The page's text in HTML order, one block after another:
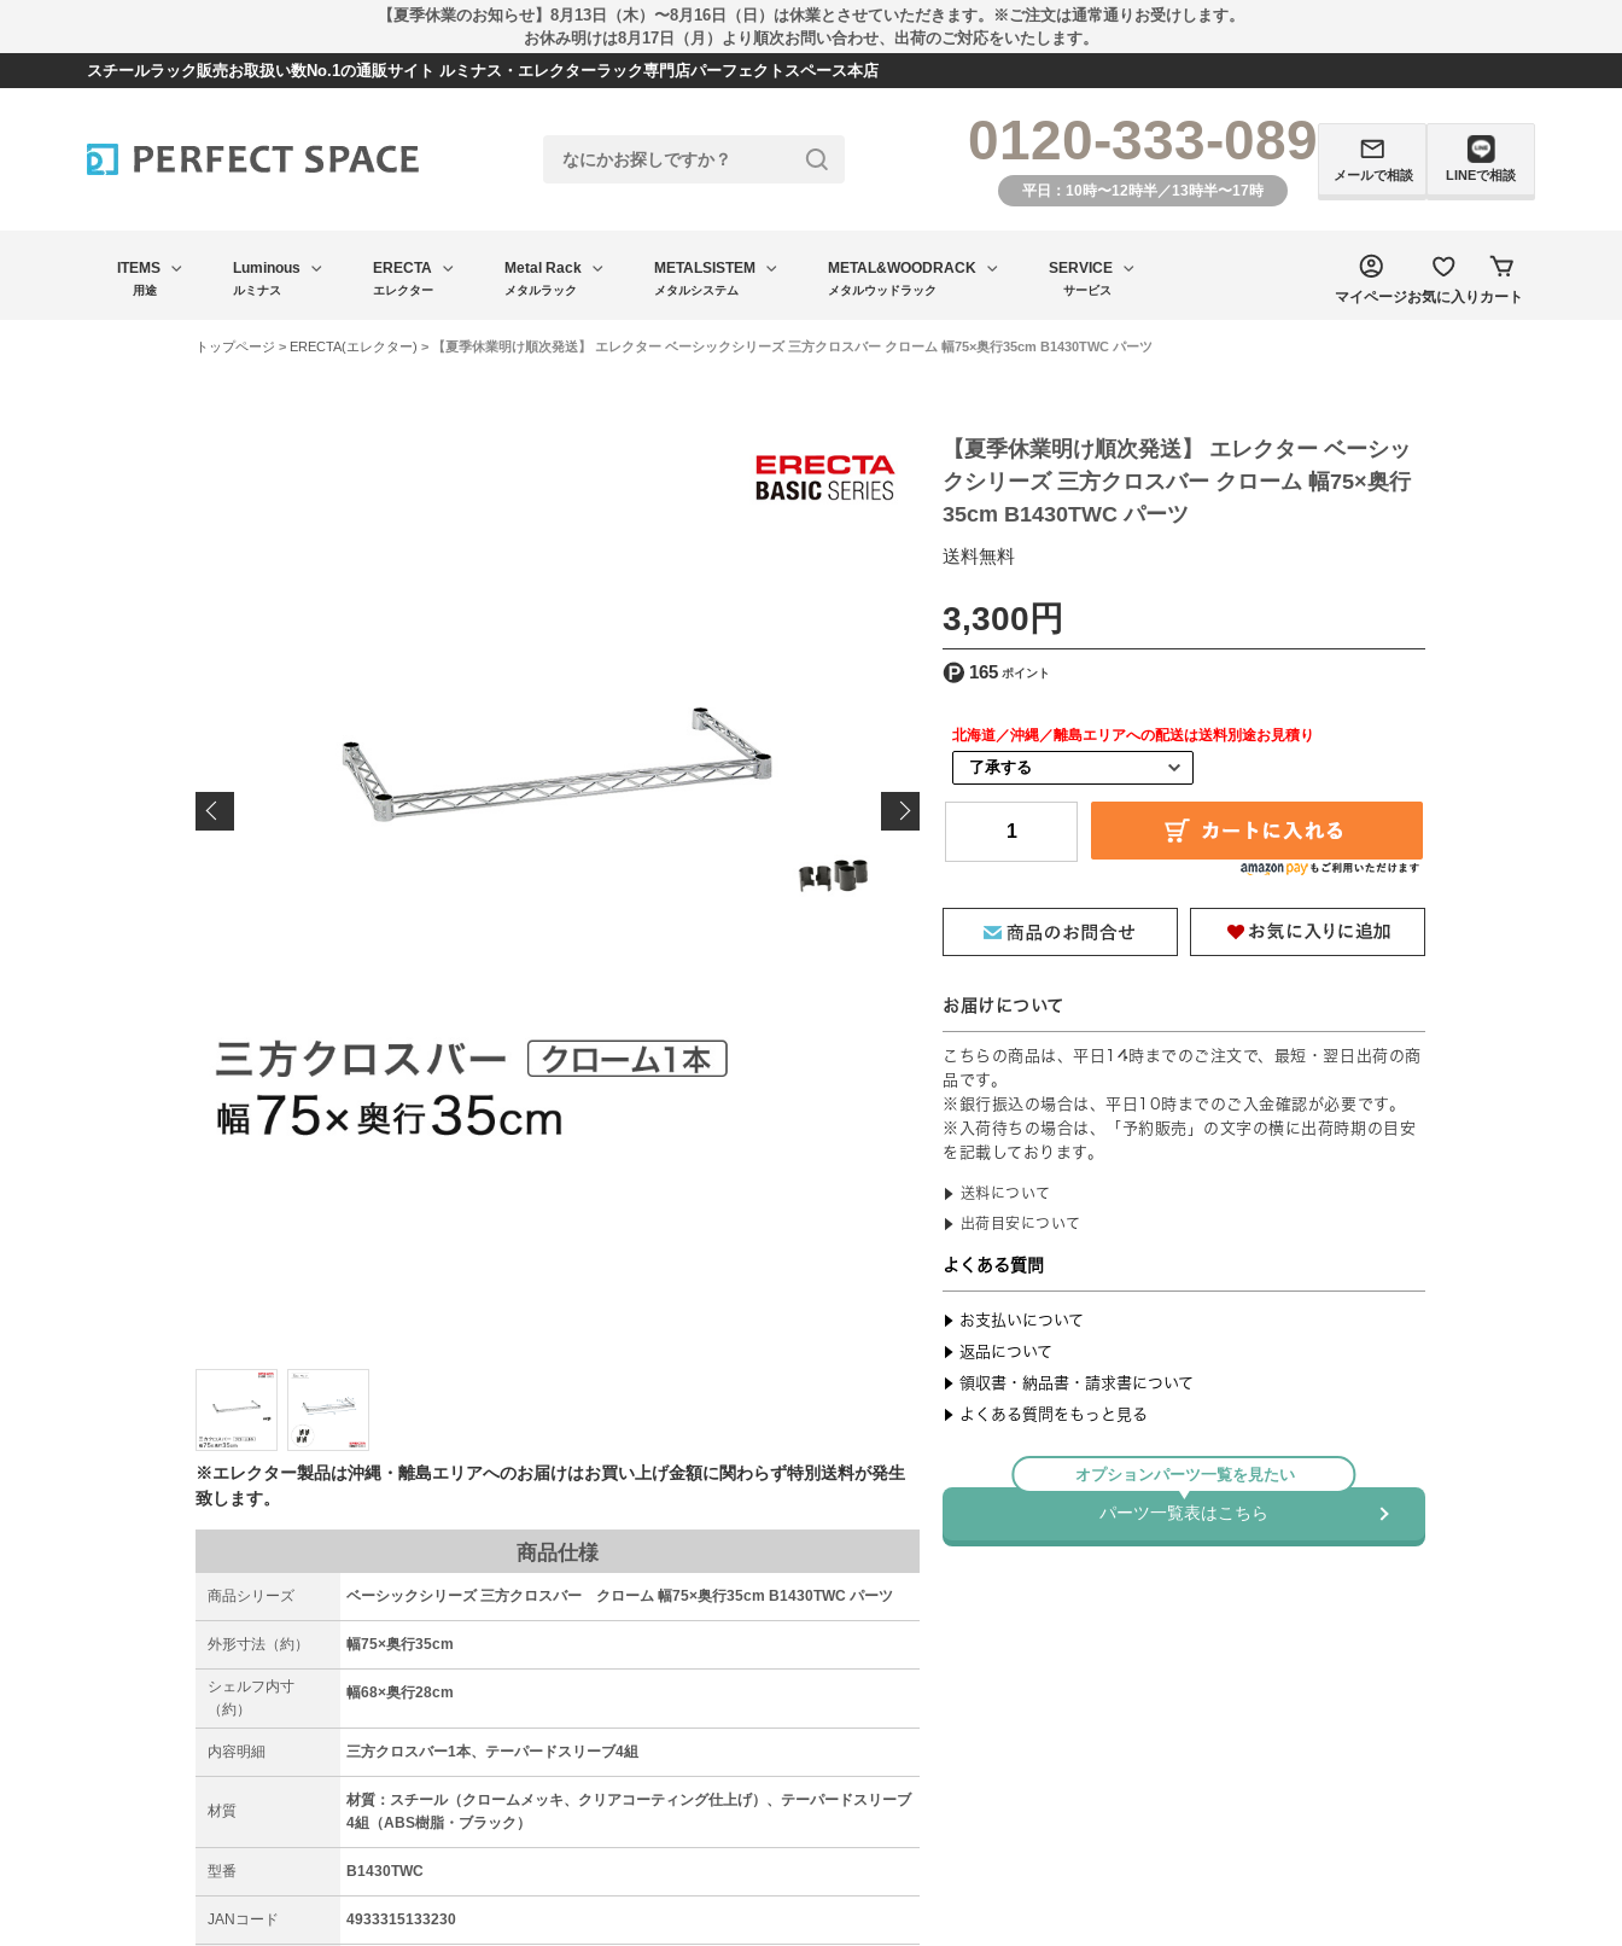
【夏季休業のお知らせ】8月13日（木）〜8月16日（日）は休業とさせていただきます。※ご注文は通常通りお受けします。
お休み明けは8月17日（月）より順次お問い合わせ、出荷のご対応をいたします。
スチールラック販売お取扱い数No.1の通販サイト ルミナス・エレクターラック専門店パーフェクトスペース本店
0120-333-089
平日：10時〜12時半／13時半〜17時
メールで相談 LINEで相談
ITEMS
用途
Luminous
ルミナス
ERECTA
エレクター
Metal Rack
メタルラック
METALSISTEM
メタルシステム
METAL&WOODRACK
メタルウッドラック
SERVICE
サービス マイページお気に入り カート
トップページ > ERECTA(エレクター) > 【夏季休業明け順次発送】 エレクター ベーシックシリーズ 三方クロスバー クローム 幅75×奥行35cm B1430TWC パーツ
※エレクター製品は沖縄・離島エリアへのお届けはお買い上げ金額に関わらず特別送料が発生
致します。
商品仕様
商品シリーズ ベーシックシリーズ 三方クロスバー クローム 幅75×奥行35cm B1430TWC パーツ
外形寸法（約） 幅75×奥行35cm
シェルフ内寸
（約）
幅68×奥行28cm
内容明細 三方クロスバー1本、テーパードスリーブ4組
材質
材質：スチール（クロームメッキ、クリアコーティング仕上げ）、テーパードスリーブ
4組（ABS樹脂・ブラック）
型番 B1430TWC
JANコード 4933315133230
【夏季休業明け順次発送】 エレクター ベーシッ
クシリーズ 三方クロスバー クローム 幅75×奥行
35cm B1430TWC パーツ
3,300円
165
[ 送料込 ]
北海道／沖縄／離島エリアへの配送は送料別途お見積り